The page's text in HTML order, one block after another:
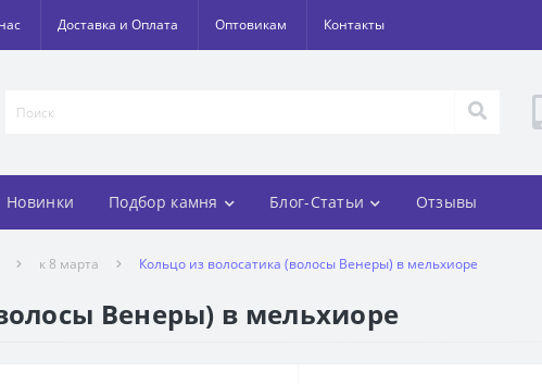
Доставка и Оплата Оптовикам Контакты
Новинки Подбор камня Блог-Статьи Отзывы
к 8 марта Кольцо из волосатика (волосы Венеры) в мельхиоре
Венеры) в мельхиоре